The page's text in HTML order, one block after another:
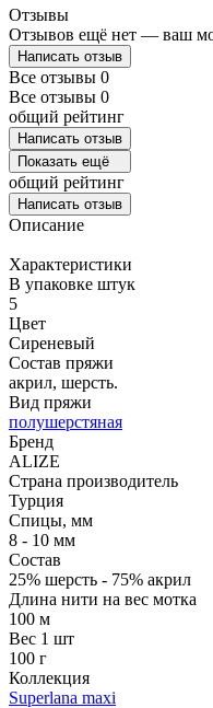
Отзывы
Отзывов ещё нет — ваш
Написать отзыв
Все отзывы 0
Все отзывы 0
общий рейтинг
Написать отзыв
Показать ещё
общий рейтинг
Написать отзыв
Описание
Характеристики
В упаковке штук
5
Цвет
Сиреневый
Состав пряжи
акрил, шерсть.
Вид пряжи
полушерстяная
Бренд
ALIZE
Страна производитель
Турция
Спицы, мм
8 - 10 мм
Состав
25% шерсть - 75% акрил
Длина нити на вес мотка
100 м
Вес 1 шт
100 г
Коллекция
Superlana maxi